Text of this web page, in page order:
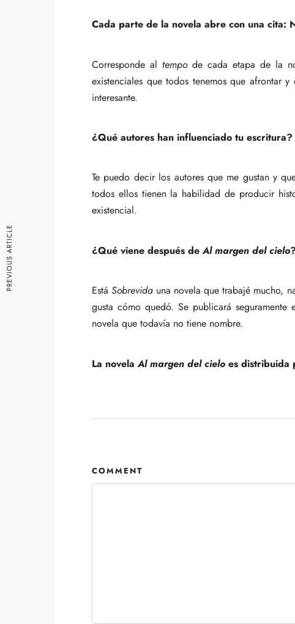
Cada parte de la novela abre con una cita:
Corresponde altempode cada etapa de la
existenciales que todos tenemos que afrontar
interesante.
¿Qué autores han influenciado tu escritura?
Te puedo decir los autores que me gustan y
todos ellos tienen la habilidad de producir
existencial.
¿Qué viene después deAl margen del cielo
EstáSobrevida una novela que trabajé mucho,
gusta cómo quedó. Se publicará seguramente
novela que todavía no tiene nombre.
La novelaAl margen del cielo es distribuida
COMMENT
PREVIOUS ARTICLE